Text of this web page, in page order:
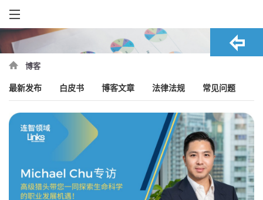
博客
最新发布 白皮书 博客文章 法律法规 常见问题